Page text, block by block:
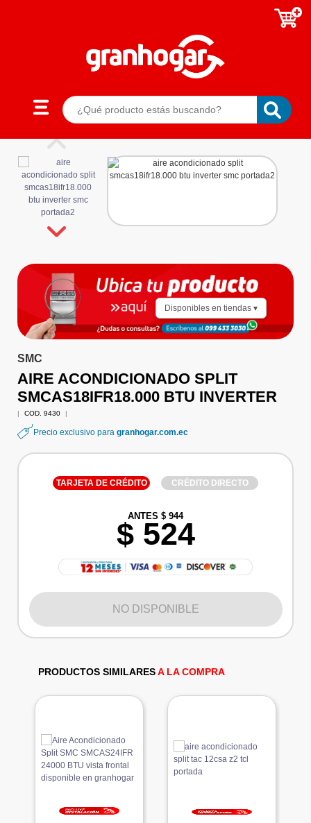
Disponibles en tiendas ▾
SMC
AIRE ACONDICIONADO SPLIT
SMCAS18IFR18.000 BTU INVERTER
COD. 9430
Precio exclusivo para granhogar.com.ec
TARJETA DE CRÉDITO CRÉDITO DIRECTO
ANTES $ 944
$ 524
NO DISPONIBLE
PRODUCTOS SIMILARESA LA COMPRA